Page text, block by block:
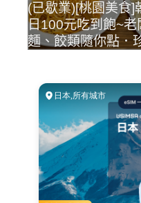
(已歇業)[桃園美食]
日100元吃到飽~
麵、餃類隨你點．